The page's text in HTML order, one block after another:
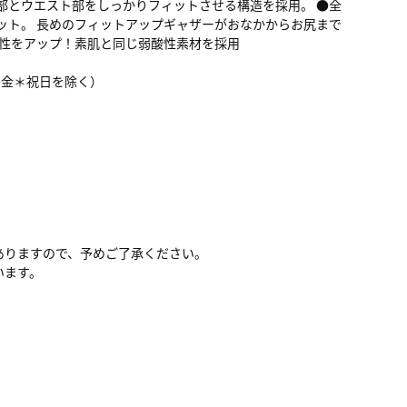
ウエスト部をしっかりフィットさせる構造を採用。 ●全
。 長めのフィットアップギャザーがおなかからお尻まで
をアップ！素肌と同じ弱酸性素材を採用
祝日を除く）
ますので、予めご了承ください。
す。